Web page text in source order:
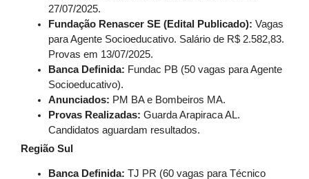
27/07/2025.
Fundação Renascer SE (Edital Publicado): Vagas
para Agente Socioeducativo. Salário de R$ 2.582,83.
Provas em 13/07/2025.
Banca Definida: Fundac PB (50 vagas para Agente
Socioeducativo).
Anunciados: PM BA e Bombeiros MA.
Provas Realizadas: Guarda Arapiraca AL.
Candidatos aguardam resultados.
Região Sul
Banca Definida: TJ PR (60 vagas para Técnico